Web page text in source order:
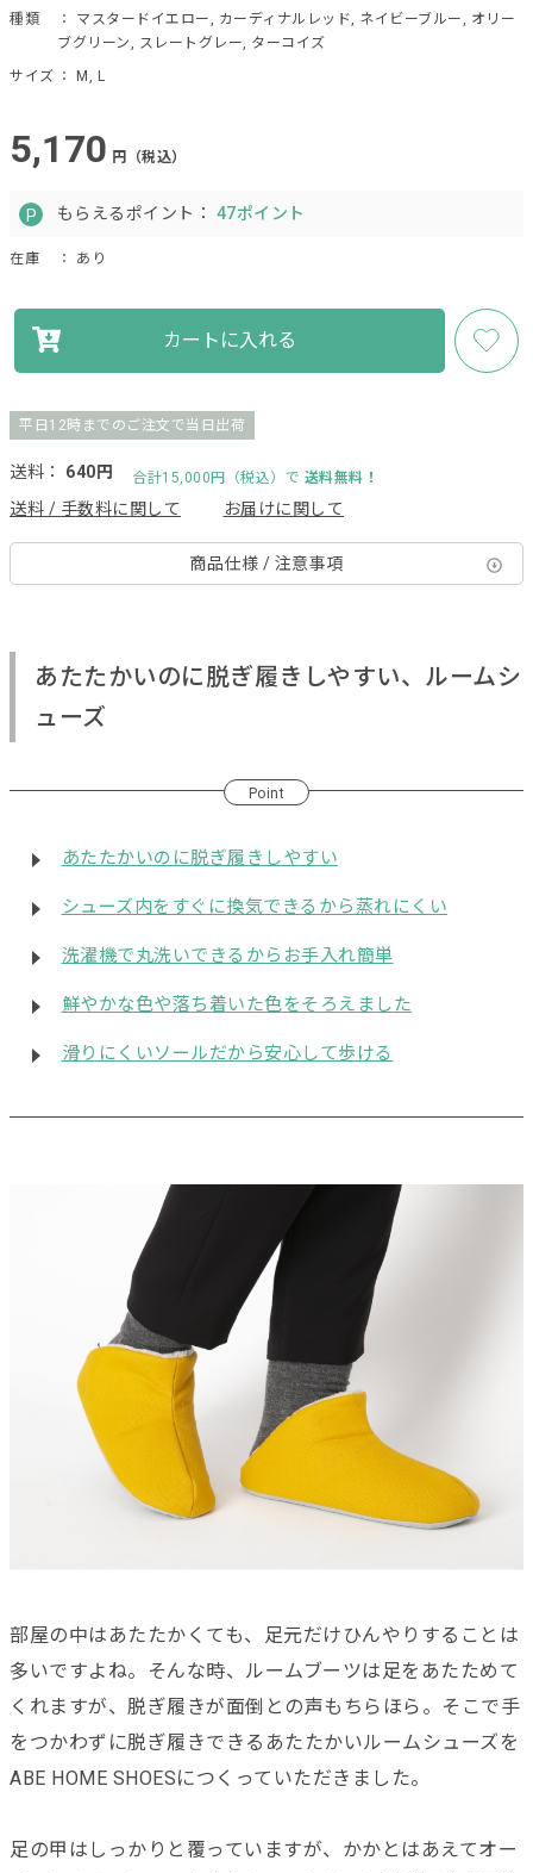
種類
： マスタードイエロー, カーディナルレッド, ネイビーブルー, オリー
ブグリーン, スレートグレー, ターコイズ
サイズ ： M, L
5,170 円（税込）
もらえるポイント： 47ポイント
在庫 ： あり
カートに入れる
平日12時までのご注文で当日出荷
送料： 640円 合計15,000円（税込）で 送料無料！
送料 / 手数料に関して お届けに関して
商品仕様 / 注意事項
あたたかいのに脱ぎ履きしやすい、ルームシ
ューズ
Point
あたたかいのに脱ぎ履きしやすい
シューズ内をすぐに換気できるから蒸れにくい
洗濯機で丸洗いできるからお手入れ簡単
鮮やかな色や落ち着いた色をそろえました
滑りにくいソールだから安心して歩ける
部屋の中はあたたかくても、足元だけひんやりすることは
多いですよね。そんな時、ルームブーツは足をあたためて
くれますが、脱ぎ履きが面倒との声もちらほら。そこで手
をつかわずに脱ぎ履きできるあたたかいルームシューズを
ABE HOME SHOESにつくっていただきました。
足の甲はしっかりと覆っていますが、かかとはあえてオー